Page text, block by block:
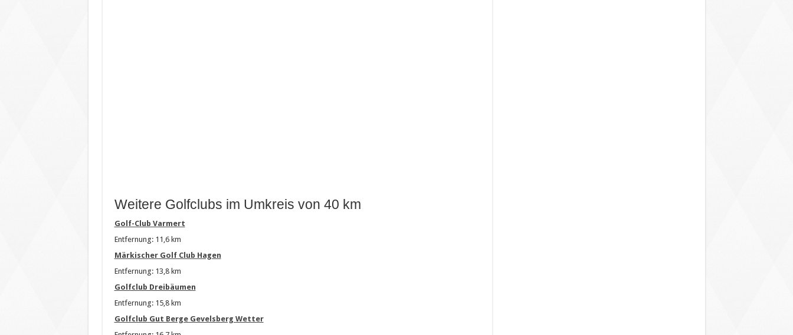
Weitere Golfclubs im Umkreis von 40 km
Golf-Club Varmert
Entfernung: 11,6 km
Märkischer Golf Club Hagen
Entfernung: 13,8 km
Golfclub Dreibäumen
Entfernung: 15,8 km
Golfclub Gut Berge Gevelsberg Wetter